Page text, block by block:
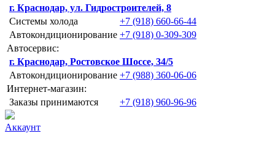
г. Краснодар, ул. Гидростроителей, 8
Системы холода
+7 (918) 660-66-44
Автокондиционирование +7 (918) 0-309-309
Автосервис:
г. Краснодар, Ростовское Шоссе, 34/5
Автокондиционирование +7 (988) 360-06-06
Интернет-магазин:
Заказы принимаются
+7 (918) 960-96-96
Аккаунт